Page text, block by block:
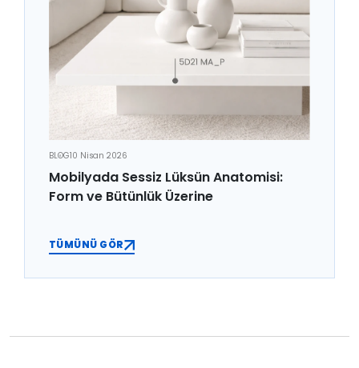
BLOG10 Nisan 2026
Mobilyada Sessiz Lüksün Anatomisi:
Form ve Bütünlük Üzerine
TÜMÜNÜ GÖR